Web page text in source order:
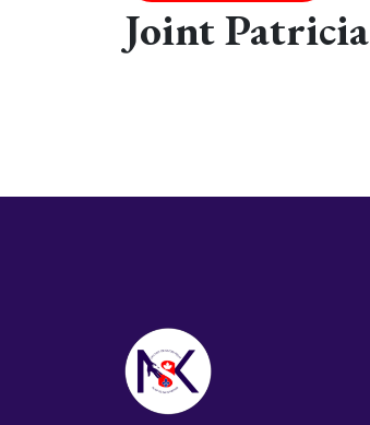
Joint Patricia